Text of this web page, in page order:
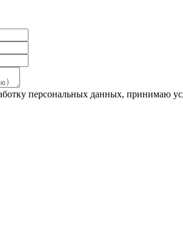
персональных данных, принимаю